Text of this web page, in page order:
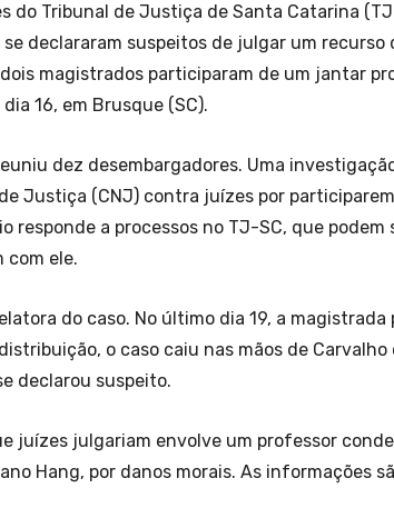
do Tribunal de Justiça de Santa Catarina
se declararam suspeitos de julgar um
dois magistrados participaram de um jantar
16, em Brusque (SC).
dez desembargadores. Uma
Justiça (CNJ) contra juízes por
responde a processos no TJ-SC, que
com ele.
do caso. No último dia 19, a
o caso caiu nas mãos de
declarou suspeito.
juízes julgariam envolve um professor
Hang, por danos morais. As informações